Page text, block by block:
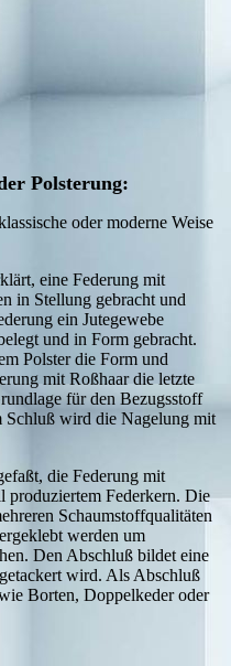
Polsterung:
oder moderne Weise
eine Federung mit
in Stellung gebracht und
ein Jutegewebe
und in Form gebracht.
Polster die Form und
mit Roßhaar die letzte
für den Bezugsstoff
Schluß wird die Nagelung mit
die Federung mit
produziertem Federkern. Die
Schaumstoffqualitäten
werden um
Den Abschluß bildet eine
wird. Als Abschluß
Borten, Doppelkeder oder